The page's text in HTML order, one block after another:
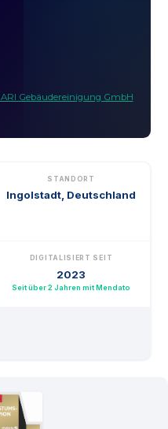
Gebäudereinigung GmbH
STANDORT
Ingolstadt, Deutschland
DIGITALISIERT SEIT
2023
Seit über 2 Jahren mit Mendato